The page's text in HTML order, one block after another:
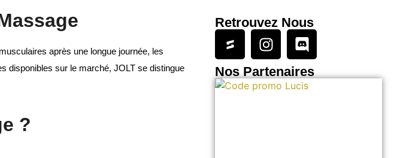
après une longue journée, les
disponibles sur le marché, JOLT se distingue
?
Retrouvez Nous
Nos Partenaires